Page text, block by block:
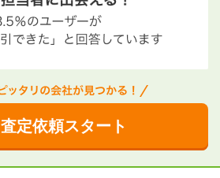
査定依頼スタート